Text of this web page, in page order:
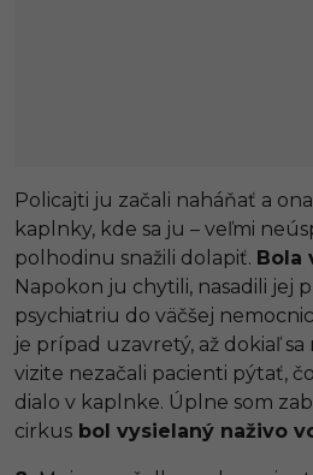
Policajti ju začali naháňať a
kaplnky, kde sa ju – veľmi
polhodinu snažili dolapiť. Bola
Napokon ju chytili, nasadili jej
psychiatriu do väčšej
je prípad uzavretý, až dokiaľ
vizite nezačali pacienti pýtať,
dialo v kaplnke. Úplne som
cirkus bol vysielaný naživo